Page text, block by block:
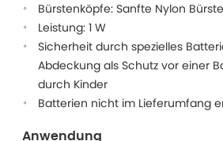
Bürstenköpfe: Sanfte Nylon Bürste
Leistung: 1 W
Sicherheit durch spezielles
Abdeckung als Schutz vor einer
durch Kinder
Batterien nicht im Lieferumfang
Anwendung